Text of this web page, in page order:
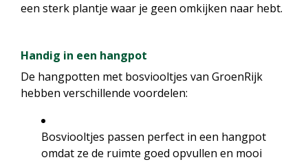
een sterk plantje waar je geen omkijken naar hebt.
Handig in een hangpot
De hangpotten met bosviooltjes van GroenRijk
hebben verschillende voordelen:
Bosviooltjes passen perfect in een hangpot
omdat ze de ruimte goed opvullen en mooi